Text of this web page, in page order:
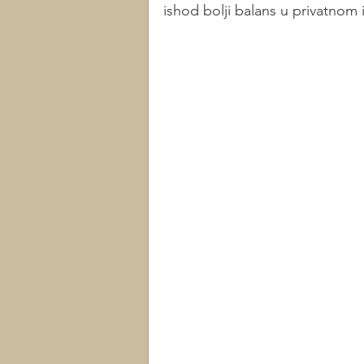
ishod bolji balans u